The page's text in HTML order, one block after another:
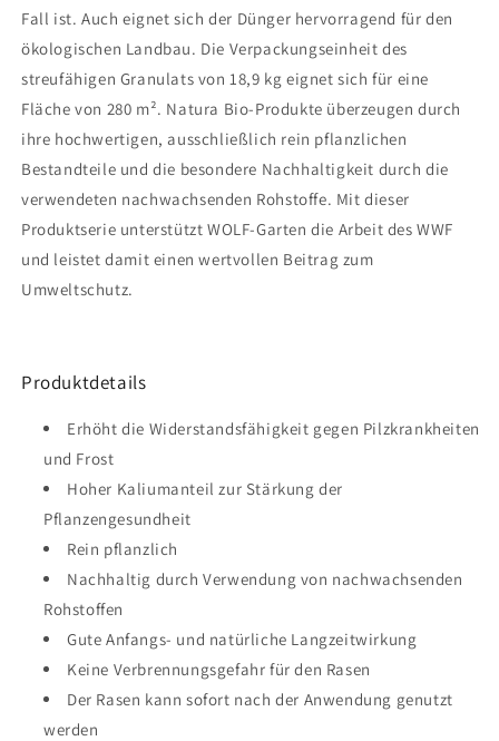
Fall ist. Auch eignet sich der Dünger hervorragend für den
ökologischen Landbau. Die Verpackungseinheit des
streufähigen Granulats von 18,9 kg eignet sich für eine
Fläche von 280 m². Natura Bio-Produkte überzeugen durch
ihre hochwertigen, ausschließlich rein pflanzlichen
Bestandteile und die besondere Nachhaltigkeit durch die
verwendeten nachwachsenden Rohstoffe. Mit dieser
Produktserie unterstützt WOLF-Garten die Arbeit des WWF
und leistet damit einen wertvollen Beitrag zum
Umweltschutz.
Produktdetails
Erhöht die Widerstandsfähigkeit gegen Pilzkrankheiten
und Frost
Hoher Kaliumanteil zur Stärkung der
Pflanzengesundheit
Rein pflanzlich
Nachhaltig durch Verwendung von nachwachsenden
Rohstoffen
Gute Anfangs- und natürliche Langzeitwirkung
Keine Verbrennungsgefahr für den Rasen
Der Rasen kann sofort nach der Anwendung genutzt
werden